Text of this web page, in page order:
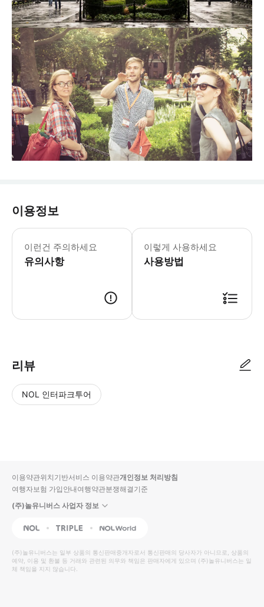
이용정보
이런건 주의하세요
유의사항
이렇게 사용하세요
사용방법
리뷰
NOL 인터파크투어
입니
다.
높
은
순
사
동
영
상
순
상
이용약관위치기반서비스 이용약관개인정보 처리방침
여행자보험 가입안내여행약관분쟁해결기준
(주)놀유니버스 사업자 정보
NOL Triple Interpark Global
(주)놀유니버스는 일부 상품의 통신판매중개자로서 통신판매의 당사자가 아니므로, 상품의
예약, 이용 및 환불 등 거래와 관련된 의무와 책임은 판매자에게 있으며 (주)놀유니버스는 일
체 책임을 지지 않습니다.